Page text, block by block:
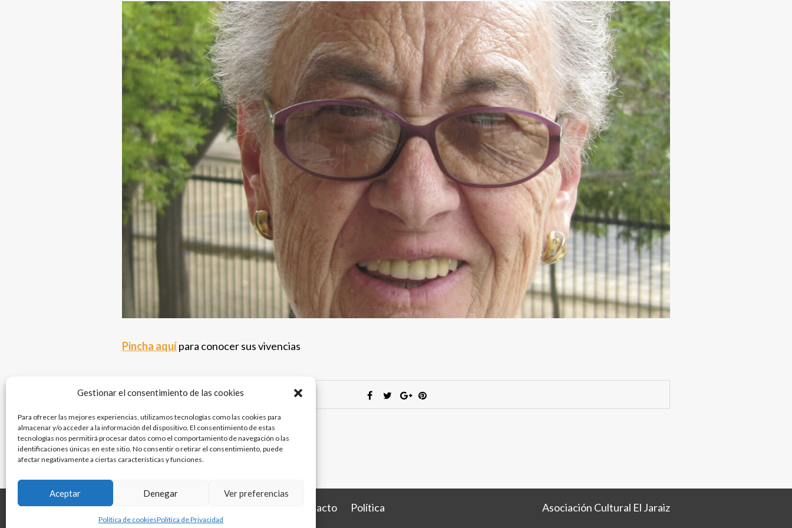
Gestionar el consentimiento de las cookies
Para ofrecer las mejores experiencias, utilizamos tecnologías como las cookies para
almacenar y/o acceder a la información del dispositivo. El consentimiento de estas
tecnologías nos permitirá procesar datos como el comportamiento de navegación o las
identificaciones únicas en este sitio. No consentir o retirar el consentimiento, puede
afectar negativamente a ciertas características y funciones.
Aceptar Denegar Ver preferencias
Política de cookiesPolítica de Privacidad
Pincha aquípara conocer sus vivencias
Contacto
Política
de cookies (UE)
Asociación Cultural El Jaraiz